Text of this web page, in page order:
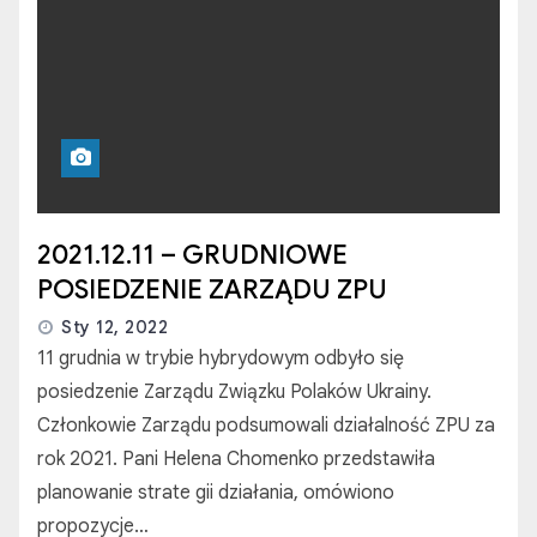
2021.12.11 – GRUDNIOWE
POSIEDZENIE ZARZĄDU ZPU
Sty 12, 2022
11 grudnia w trybie hybrydowym odbyło się
posiedzenie Zarządu Związku Polaków Ukrainy.
Członkowie Zarządu podsumowali działalność ZPU za
rok 2021. Pani Helena Chomenko przedstawiła
planowanie strate gii działania, omówiono
propozycje…